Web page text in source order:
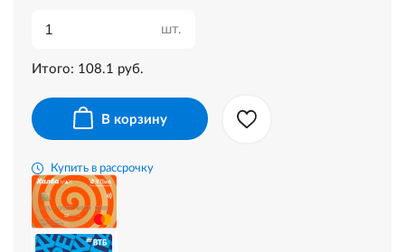
шт.
Итого: 108.1 руб.
В корзину
Купить в рассрочку